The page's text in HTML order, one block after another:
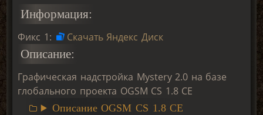
Информация:
Фикс 1: Скачать Яндекс Диск
Описание:
Графическая надстройка Mystery 2.0 на базе
глобального проекта OGSM CS 1.8 CE
Описание OGSM CS 1.8 CE